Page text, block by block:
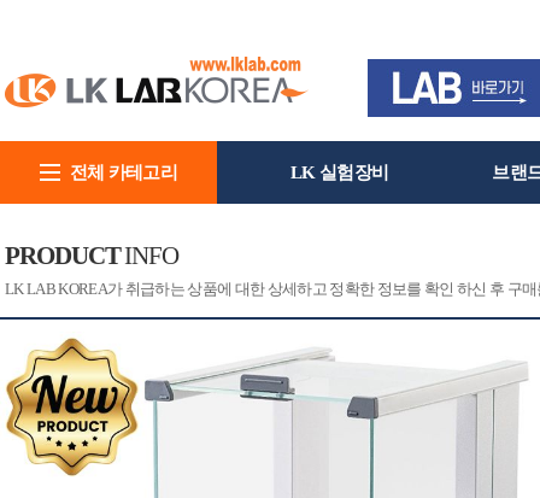
전체 카테고리 LK 실험장비 브랜
PRODUCTINFO
LK LAB KOREA가 취급하는 상품에 대한 상세하고 정확한 정보를 확인 하신 후 구